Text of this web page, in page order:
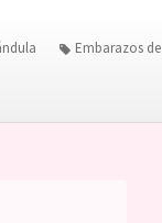
Embarazos